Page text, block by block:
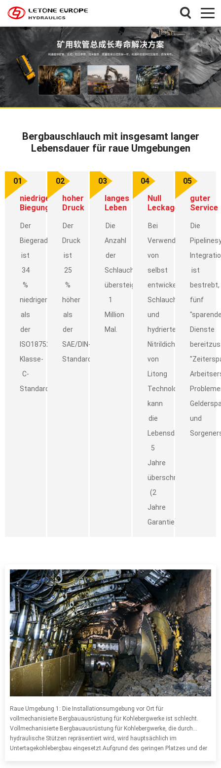
Bergbauschlauch mit insgesamt langer
Lebensdauer für raue Umgebungen
01
niedrige
Biegung
Der
Biegeradius
ist
34
%
niedriger
als
der
ISO18752-
Klasse-
C-
Standard
02
hoher
Druck
Der
Druck
ist
25
%
höher
als
der
SAE/DIN-
Standard.
03
langes
Leben
Die
Anzahl
der
Schlauchimpulse
übersteigt
1
Million
Mal.
04
Null
Leckage
Bei
Verwendung
von
selbst
entwickelten
Schlauchverbindern
und
hydrierten
Nitrildichtungen
von
Litong
Technology
kann
die
Lebensdauer
5
Jahre
überschreiten
(2
Jahre
Garantie).
05
guter
Service
Die
ist
bestrebt,
fünf
Dienste
und
Raue Umgebung 1: Die Installationsumgebung vor Ort für
vollmechanisierte Bergbauausrüstung für Kohlebergwerke ist schlecht.
Vollmechanisierte Bergbauausrüstung für Kohlebergwerke, die durch
hydraulische Stützen repräsentiert wird, wird hauptsächlich im
Untertagekohlebergbau eingesetzt.Aufgrund des geringen Platzes und der